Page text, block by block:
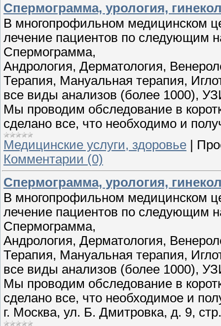
Спермограмма, урология,
В многопрофильном медицинском
лечение пациентов по следующим
Спермограмма,
Андрология, Дерматология,
Терапия, Мануальная терапия,
все виды анализов (более 1000),
Мы проводим обследование в
сделано все, что необходимо и
Медицинские услуги, здоровье
Комментарии (0)
Спермограмма, урология,
В многопрофильном медицинском
лечение пациентов по следующим
Спермограмма,
Андрология, Дерматология,
Терапия, Мануальная терапия,
все виды анализов (более 1000),
Мы проводим обследование в
сделано все, что необходимое и
г. Москва, ул. Б. Дмитровка, д. 9,